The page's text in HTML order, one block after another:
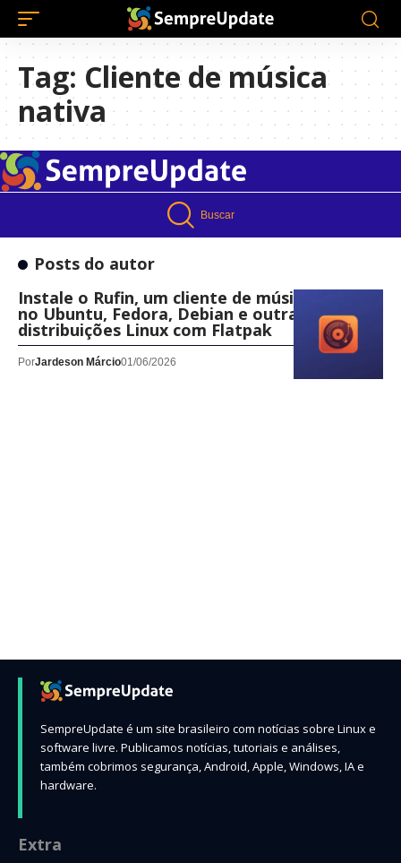
Tag: Cliente de música
nativa
Buscar
Posts do autor
Instale o Rufin, um cliente de música nativo,
no Ubuntu, Fedora, Debian e outras
distribuições Linux com Flatpak
PorJardeson Márcio01/06/2026
SempreUpdate é um site brasileiro com notícias sobre Linux e
software livre. Publicamos notícias, tutoriais e análises,
também cobrimos segurança, Android, Apple, Windows, IA e
hardware.
Extra